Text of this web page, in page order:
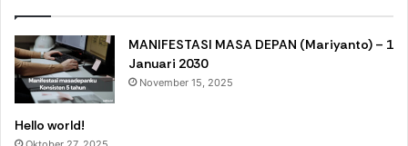
MANIFESTASI MASA DEPAN (Mariyanto) – 1
Januari 2030
November 15, 2025
Hello world!